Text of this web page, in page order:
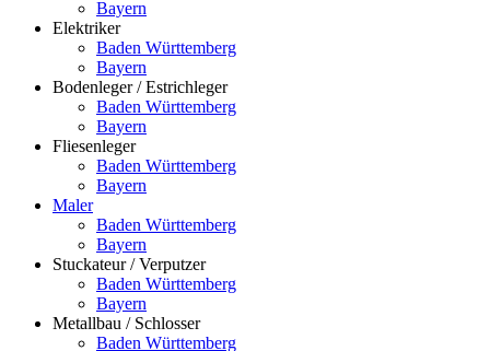
Bayern
Elektriker
Baden Württemberg
Bayern
Bodenleger / Estrichleger
Baden Württemberg
Bayern
Fliesenleger
Baden Württemberg
Bayern
Maler
Baden Württemberg
Bayern
Stuckateur / Verputzer
Baden Württemberg
Bayern
Metallbau / Schlosser
Baden Württemberg